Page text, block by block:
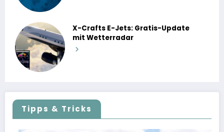
X-Crafts E-Jets: Gratis-Update
mit Wetterradar
Tipps & Tricks